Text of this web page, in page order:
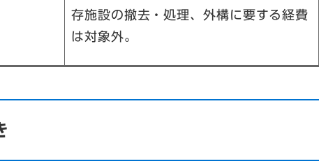
存施設の撤去・処理、外構に要する経費
は対象外。